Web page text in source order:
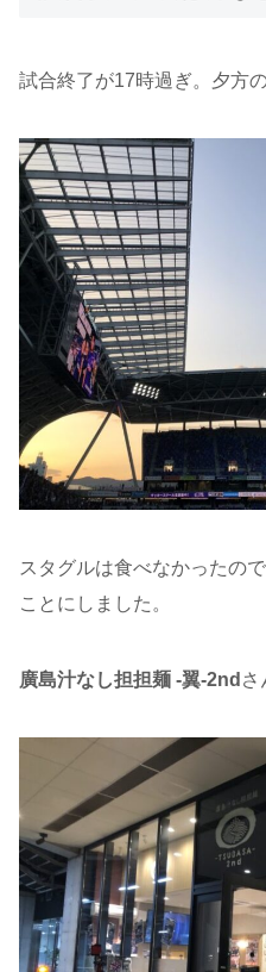
試合終了が17時過ぎ。夕方
スタグルは食べなかったの
ことにしました。
廣島汁なし担担麺 -翼-2nd さ